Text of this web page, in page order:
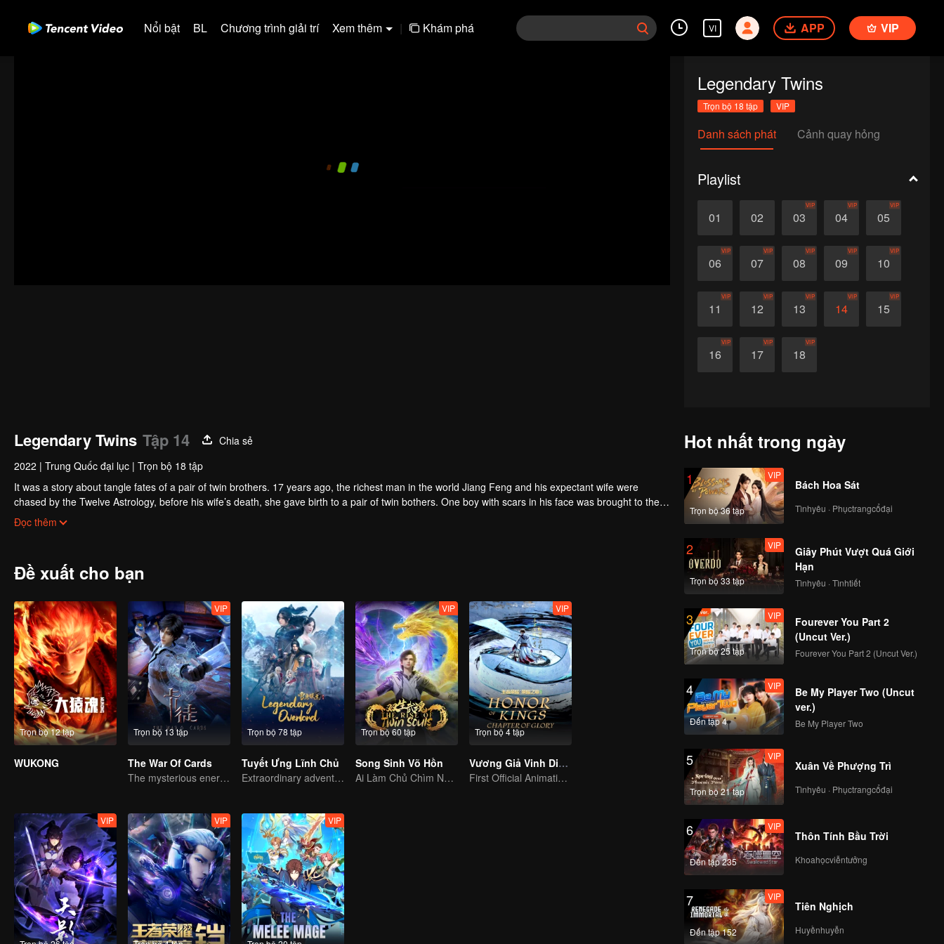
Nổi bật BL Chương trình giải trí Xem thêm | Khám phá VI APP VIP
Legendary Twins
Trọn bộ 18 tập VIP
Danh sách phát Cảnh quay hỏng
Playlist
01 02 03
VIP
04
VIP
05
VIP
06
VIP
07
VIP
08
VIP
09
VIP
10
VIP
11
VIP
12
VIP
13
VIP
14
VIP
15
VIP
16
VIP
17
VIP
18
VIP
Legendary Twins Tập 14
Chia sẻ
2022 | Trung Quốc đại lục | Trọn bộ 18 tập
It was a story about tangle fates of a pair of twin brothers. 17 years ago, the richest man in the world Jiang Feng and his expectant wife were
chased by the Twelve Astrology, before his wife’s death, she gave birth to a pair of twin bothers. One boy with scars in his face was brought to the
Villains' Valley, the other boy was brought to the forbidden area in the Martial arts World, Palace Yihua.
After many years, the young man with scars in his face Jiang Xiaoyu was brought up by five evils in the Villains' Valley and wanted to be the first
villain in the world. Hua Wuque did good deeds and destroyed evil in the spirit of defending traditional moral principles.
Đọc thêm
Đề xuất cho bạn
Trọn bộ 12 tập
WUKONG
Trọn bộ 13 tập
VIP
The War Of Cards
The mysterious energy from cards caused a war, how did Chen Mu handle it?
Trọn bộ 78 tập
Tuyết Ưng Lĩnh Chủ
Extraordinary adventure, a teenager reborn from adversity.
Trọn bộ 60 tập
VIP
Song Sinh Võ Hồn
Ai Làm Chủ Chìm Nổi, Thần Võ Vô Địch
Trọn bộ 4 tập
VIP
Vương Giả Vinh Diệu - Vinh Diệu Chi Chương: Thành Toái Nguyệt
First Official Animation of Honor of Kings
VIP VIP VIP
Hot nhất trong ngày
1
Trọn bộ 36 tập
VIP
Bách Hoa Sát
Tìnhyêu · Phụctrangcổđại
2
Trọn bộ 33 tập
VIP
Giây Phút Vượt Quá Giới
Hạn
Tìnhyêu · Tìnhtiết
3
Trọn bộ 25 tập
VIP
Fourever You Part 2
(Uncut Ver.)
Fourever You Part 2 (Uncut Ver.)
4
Đến tập 4
VIP
Be My Player Two (Uncut
ver.)
Be My Player Two
5
Trọn bộ 21 tập
VIP
Xuân Về Phượng Trì
Tìnhyêu · Phụctrangcổđại
6
Đến tập 235
VIP
Thôn Tính Bầu Trời
Khoahọcviễntưởng
7
Đến tập 152
VIP
Tiên Nghịch
Huyềnhuyễn